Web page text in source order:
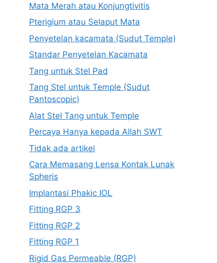
Mata Merah atau Konjungtivitis
Pterigium atau Selaput Mata
Penyetelan kacamata (Sudut Temple)
Standar Penyetelan Kacamata
Tang untuk Stel Pad
Tang Stel untuk Temple (Sudut
Pantoscopic)
Alat Stel Tang untuk Temple
Percaya Hanya kepada Allah SWT
Tidak ada artikel
Cara Memasang Lensa Kontak Lunak
Spheris
Implantasi Phakic IOL
Fitting RGP 3
Fitting RGP 2
Fitting RGP 1
Rigid Gas Permeable (RGP)